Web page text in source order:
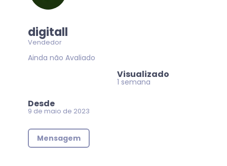
digitall
Vendedor
Ainda não Avaliado
Visualizado
1 semana
Desde
9 de maio de 2023
Mensagem